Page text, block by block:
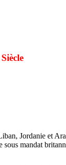
Jordanie et
mandat